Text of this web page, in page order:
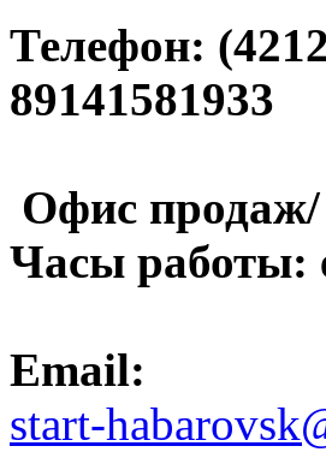
Телефон:
89141581933
Офис продаж/
Часы работы:
Email:
start-